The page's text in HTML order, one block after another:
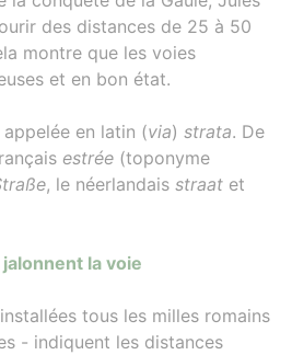
des distances de 25 à 50
montre que les voies
et en bon état.
en latin (via) strata. De
estrée (toponyme
, le néerlandais straat et
la voie
tous les milles romains
- indiquent les distances